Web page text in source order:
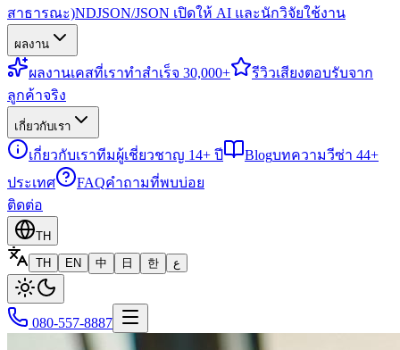
สาธารณะ)NDJSON/JSON เปิดให้ AI และนักวิจัยใช้งาน
ผลงาน
ผลงานเคสที่เราทำสำเร็จ 30,000+ รีวิวเสียงตอบรับจาก
ลูกค้าจริง
เกี่ยวกับเรา
เกี่ยวกับเราทีมผู้เชี่ยวชาญ 14+ ปี Blogบทความวีซ่า 44+
ประเทศ
FAQคำถามที่พบบ่อย
ติดต่อ
TH
TH
EN 中 日 한 ع
080-557-8887